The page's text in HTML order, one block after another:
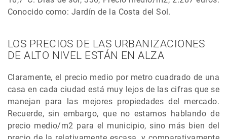
Conocido como: Jardín de la Costa del Sol.
LOS PRECIOS DE LAS URBANIZACIONES
DE ALTO NIVEL ESTÁN EN ALZA
Claramente, el precio medio por metro cuadrado de una
casa en cada ciudad está muy lejos de las cifras que se
manejan para las mejores propiedades del mercado.
Recuerde, sin embargo, que no estamos hablando de
precio medio/m2 para el municipio, sino más bien del